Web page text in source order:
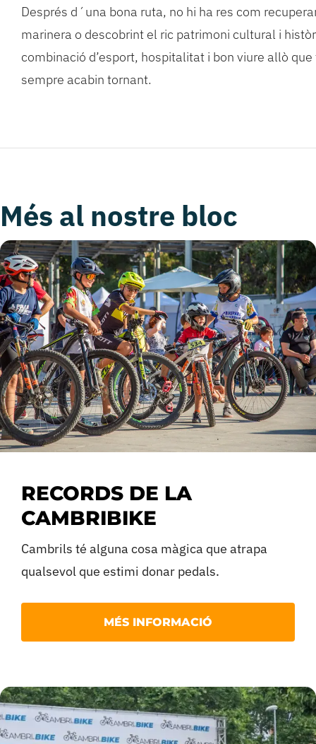
Després d´una bona ruta, no hi ha res com
marinera o descobrint el ric patrimoni cultural i
combinació d’esport, hospitalitat i bon viure allò
sempre acabin tornant.
Més al nostre bloc
RECORDS DE LA
CAMBRIBIKE
Cambrils té alguna cosa màgica que atrapa
qualsevol que estimi donar pedals.
Si vas tenir la sort de viure la darrera edició de
a la retina l’ambientàs del Parc del Pinaret.
Aquells dies compartits amb ciclistes de
aquesta terra respira ciclisme a cada
MÉS INFORMACIÓ